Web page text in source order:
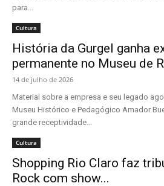
para...
Cultura
História da Gurgel ganha
permanente no Museu de
14 de julho de 2026
Material sobre a empresa e seu legado
Museu Histórico e Pedagógico Amador
grande receptividade...
Cultura
Shopping Rio Claro faz
Rock com show...